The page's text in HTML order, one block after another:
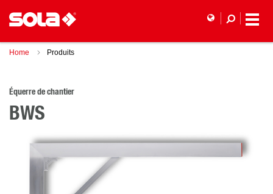
Home Produits
Équerre de chantier
BWS